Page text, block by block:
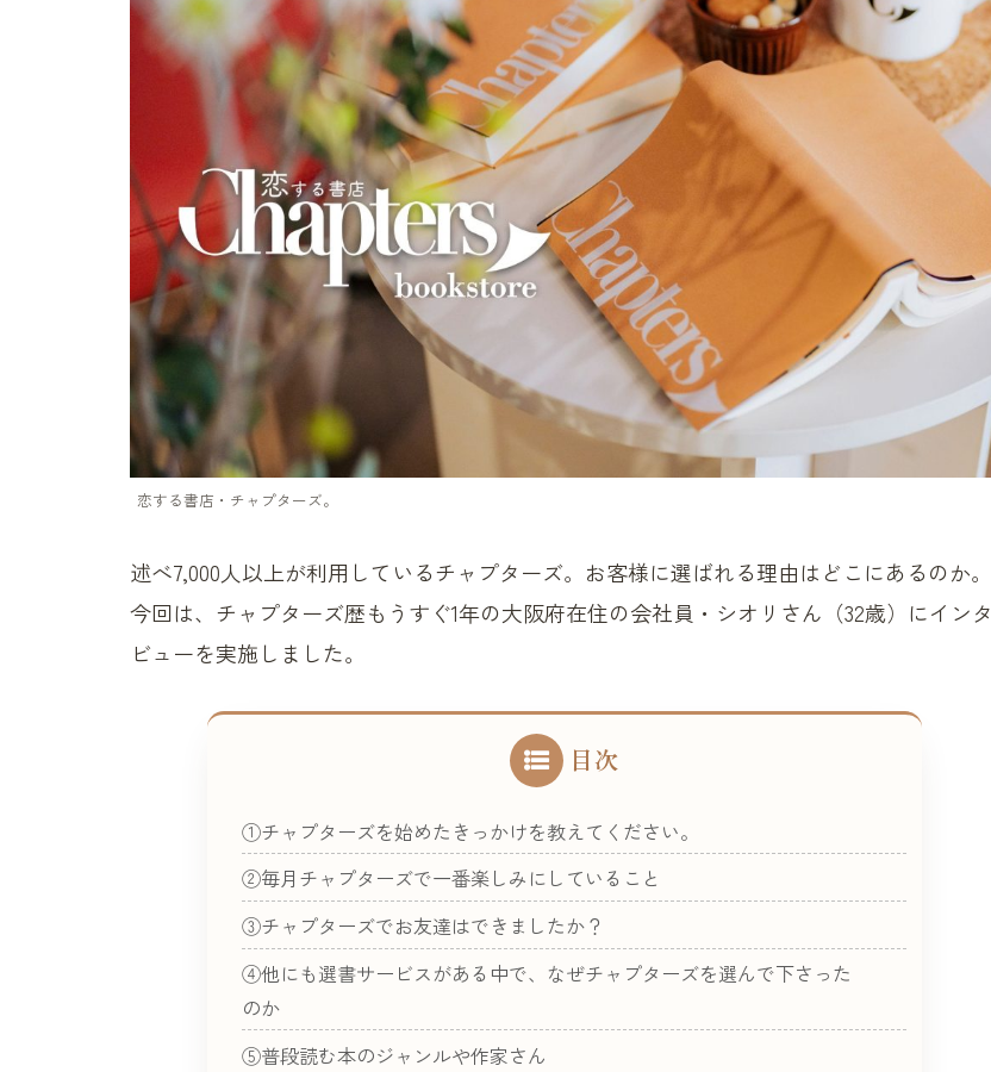
恋する書店・チャプターズ。
述べ7,000人以上が利用しているチャプターズ。お客様に選ばれる理由はどこにあるのか。
今回は、チャプターズ歴もうすぐ1年の大阪府在住の会社員・シオリさん（32歳）にインタ
ビューを実施しました。
目次
①チャプターズを始めたきっかけを教えてください。
②毎月チャプターズで一番楽しみにしていること
③チャプターズでお友達はできましたか？
④他にも選書サービスがある中で、なぜチャプターズを選んで下さった
のか
⑤普段読む本のジャンルや作家さん